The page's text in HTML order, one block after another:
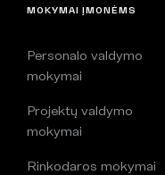
MOKYMAI ĮMONĖMS
Personalo valdymo
mokymai
Projektų valdymo
mokymai
Rinkodaros mokymai